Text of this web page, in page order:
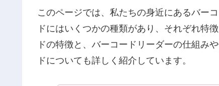
このページでは、私たちの身近にあるバー
ドにはいくつかの種類があり、それぞれ特
ドの特徴と、バーコードリーダーの仕組み
ドについても詳しく紹介しています。